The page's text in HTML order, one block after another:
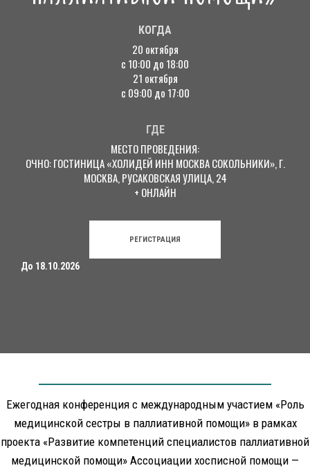
КОГДА
20 октября
с 10:00 до 18:00
21 октября
с 09:00 до 17:00
ГДЕ
МЕСТО ПРОВЕДЕНИЯ:
ОЧНО: ГОСТИНИЦА «ХОЛИДЕЙ ИНН МОСКВА СОКОЛЬНИКИ», Г.
МОСКВА, РУСАКОВСКАЯ УЛИЦА, 24
+ ОНЛАЙН
РЕГИСТРАЦИЯ
До 18.10.2026
Ежегодная конференция с международным участием «Роль
медицинской сестры в паллиативной помощи» в рамках
проекта «Развитие компетенций специалистов паллиативной
медицинской помощи» Ассоциации хосписной помощи —